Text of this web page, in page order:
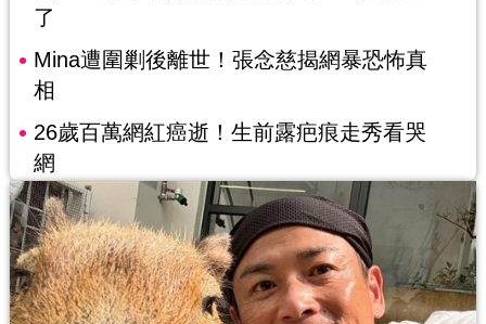
了
Mina遭圍剿後離世！張念慈揭網暴恐怖真
相
26歲百萬網紅癌逝！生前露疤痕走秀看哭
網